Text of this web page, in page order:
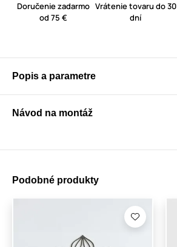
Doručenie zadarmo
od 75 €
Vrátenie tovaru do 30
dní
Popis a parametre
Návod na montáž
Podobné produkty